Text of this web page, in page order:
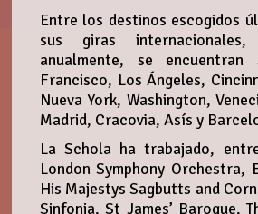
Entre los destinos escogidos
sus giras
anualmente, se encuentran
Francisco, Los Ángeles,
Nueva York, Washington,
Madrid, Cracovia, Asís y
La Schola ha trabajado,
London Symphony Orchestra,
His Majestys Sagbutts and
Sinfonia, St James’ Baroque,